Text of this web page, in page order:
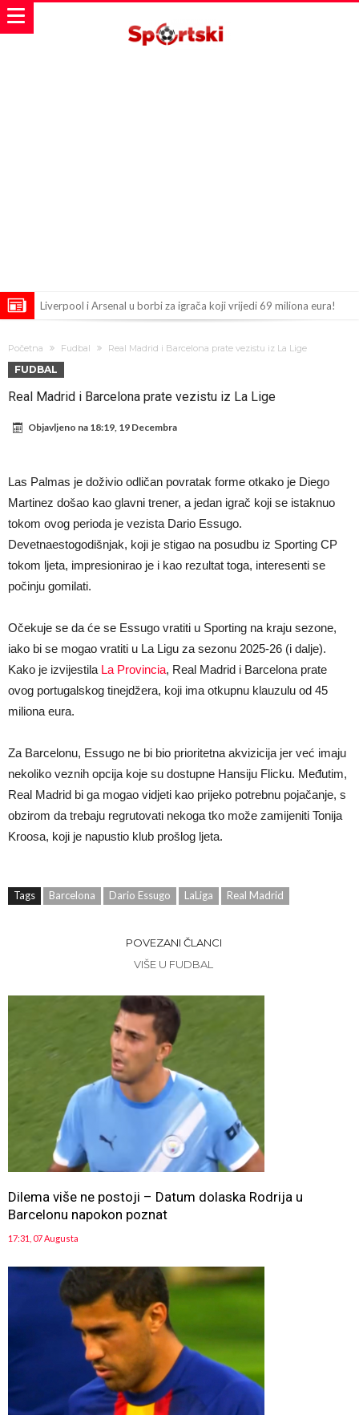
Liverpool i Arsenal u borbi za igrača koji vrijedi 69 miliona eura!
napokon poznat
Engleski reprezentativac optužen za napad u noćnom klubu
Manchester City pronašao idealnu zamjenu za Rodrija
Samo dva fudbalska velikana uspjela su ostvariti “nemoguće”! Jedan
od njih je Messi, znate li ko je drugi?
Прijelom u transferu Romera? Inter nema dovoljno sredstava,
Početna Fudbal Real Madrid i Barcelona prate vezistu iz La Lige
FUDBAL
Real Madrid i Barcelona prate vezistu iz La Lige
Objavljeno na 18:19, 19 Decembra
Las Palmas je doživio odličan povratak forme otkako je Diego
Martinez došao kao glavni trener, a jedan igrač koji se istaknuo
tokom ovog perioda je vezista Dario Essugo.
Devetnaestogodišnjak, koji je stigao na posudbu iz Sporting CP
tokom ljeta, impresionirao je i kao rezultat toga, interesenti se
počinju gomilati.
Očekuje se da će se Essugo vratiti u Sporting na kraju sezone,
iako bi se mogao vratiti u La Ligu za sezonu 2025-26 (i dalje).
Kako je izvijestila La Provincia, Real Madrid i Barcelona prate
ovog portugalskog tinejdžera, koji ima otkupnu klauzulu od 45
miliona eura.
Za Barcelonu, Essugo ne bi bio prioritetna akvizicija jer već imaju
nekoliko veznih opcija koje su dostupne Hansiju Flicku. Međutim,
Real Madrid bi ga mogao vidjeti kao prijeko potrebnu pojačanje, s
obzirom da trebaju regrutovati nekoga tko može zamijeniti Tonija
Kroosa, koji je napustio klub prošlog ljeta.
Tags Barcelona Dario Essugo LaLiga Real Madrid
POVEZANI ČLANCI
VIŠE U FUDBAL
Dilema više ne postoji – Datum dolaska Rodrija u
Barcelonu napokon poznat
17:31, 07 Augusta